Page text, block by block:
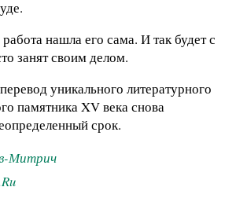
нашла его сама. И так будет с
занят своим делом.
уникального литературного
памятника XV века снова
срок.
Митрич